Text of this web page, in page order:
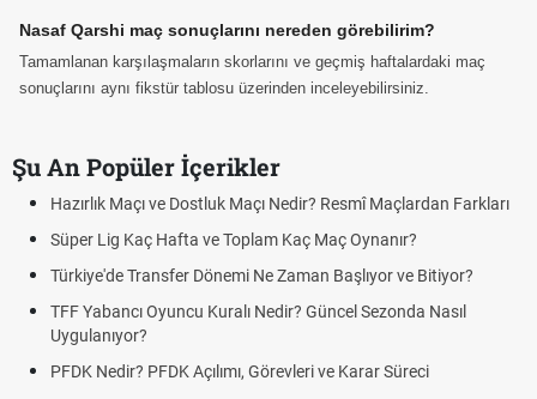
Nasaf Qarshi maç sonuçlarını nereden görebilirim?
Tamamlanan karşılaşmaların skorlarını ve geçmiş haftalardaki maç
sonuçlarını aynı fikstür tablosu üzerinden inceleyebilirsiniz.
Şu An Popüler İçerikler
Hazırlık Maçı ve Dostluk Maçı Nedir? Resmî Maçlardan Farkları
Süper Lig Kaç Hafta ve Toplam Kaç Maç Oynanır?
Türkiye'de Transfer Dönemi Ne Zaman Başlıyor ve Bitiyor?
TFF Yabancı Oyuncu Kuralı Nedir? Güncel Sezonda Nasıl
Uygulanıyor?
PFDK Nedir? PFDK Açılımı, Görevleri ve Karar Süreci